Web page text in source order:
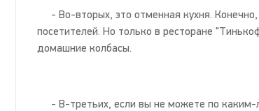
- Во-вторых, это отменная кухня. Конечно,
посетителей. Но только в ресторане
домашние колбасы.
- В-третьих, если вы не можете по каким-